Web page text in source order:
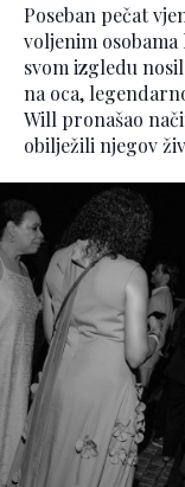
Poseban pečat
voljenim osobama
svom izgledu
na oca,
Will pronašao
obilježili njegov